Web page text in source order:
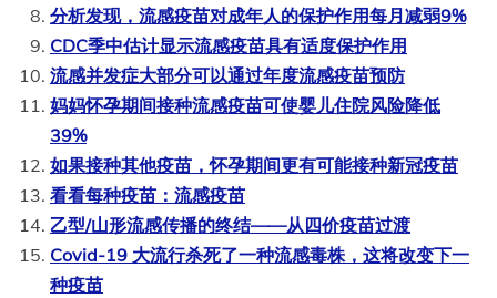
分析发现，流感疫苗对成年人的保护作用每月减弱9%
CDC季中估计显示流感疫苗具有适度保护作用
流感并发症大部分可以通过年度流感疫苗预防
妈妈怀孕期间接种流感疫苗可使婴儿住院风险降低
39%
如果接种其他疫苗，怀孕期间更有可能接种新冠疫苗
看看每种疫苗：流感疫苗
乙型/山形流感传播的终结——从四价疫苗过渡
Covid-19 大流行杀死了一种流感毒株，这将改变下一
种疫苗